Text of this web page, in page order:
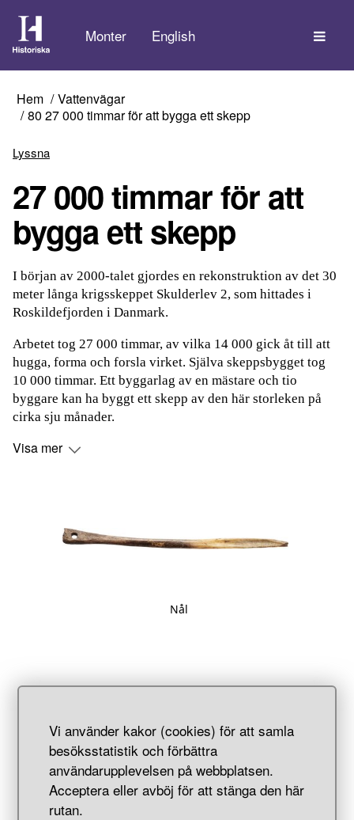
Vi använder kakor (cookies) för att samla
besöksstatistik och förbättra
användarupplevelsen på webbplatsen.
Acceptera eller avböj för att stänga den här
rutan.
Monter English
Hem
Vattenvägar
80 27 000 timmar för att bygga ett skepp
Lyssna
27 000 timmar för att
bygga ett skepp
I början av 2000-talet gjordes en rekonstruktion av det 30
meter långa krigsskeppet Skulderlev 2, som hittades i
Roskildefjorden i Danmark.
Arbetet tog 27 000 timmar, av vilka 14 000 gick åt till att
hugga, forma och forsla virket. Själva skeppsbygget tog
10 000 timmar. Ett byggarlag av en mästare och tio
byggare kan ha byggt ett skepp av den här storleken på
cirka sju månader.
Visa mer
Nål